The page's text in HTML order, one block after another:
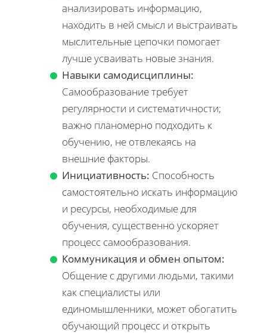
анализировать информацию,
находить в ней смысл и выстраивать
мыслительные цепочки помогает
лучше усваивать новые знания.
Навыки самодисциплины:
Самообразование требует
регулярности и систематичности;
важно планомерно подходить к
обучению, не отвлекаясь на
внешние факторы.
Инициативность: Способность
самостоятельно искать информацию
и ресурсы, необходимые для
обучения, существенно ускоряет
процесс самообразования.
Коммуникация и обмен опытом:
Общение с другими людьми, такими
как специалисты или
единомышленники, может обогатить
обучающий процесс и открыть